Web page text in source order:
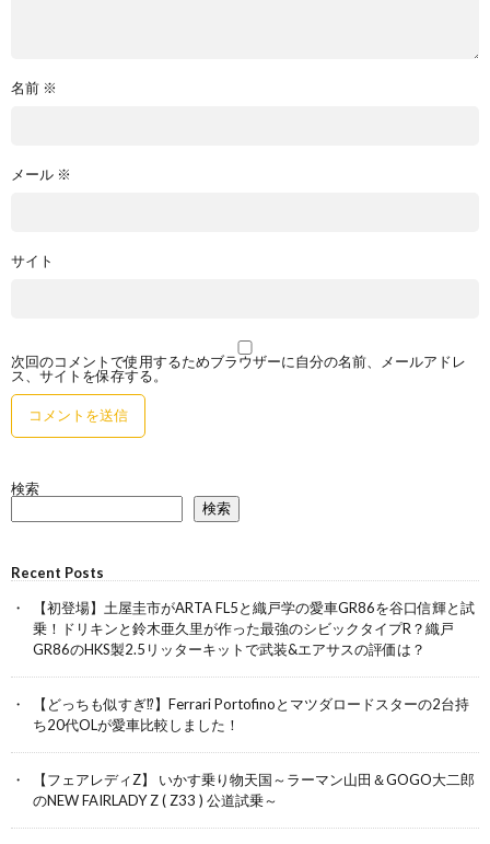
名前 ※
メール ※
サイト
次回のコメントで使用するためブラウザーに自分の名前、メールアドレ
ス、サイトを保存する。
検索
検索
Recent Posts
【初登場】土屋圭市がARTA FL5と織戸学の愛車GR86を谷口信輝と試
乗！ドリキンと鈴木亜久里が作った最強のシビックタイプR？織戸
GR86のHKS製2.5リッターキットで武装&エアサスの評価は？
【どっちも似すぎ⁉︎】Ferrari Portofinoとマツダロードスターの2台持
ち20代OLが愛車比較しました！
【フェアレディZ】 いかす乗り物天国～ラーマン山田＆GOGO大二郎
のNEW FAIRLADY Z ( Z33 ) 公道試乗～